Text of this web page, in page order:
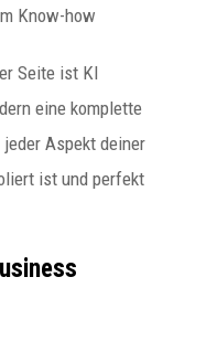
Know-how
Seite ist KI
eine komplette
Aspekt deiner
ist und perfekt